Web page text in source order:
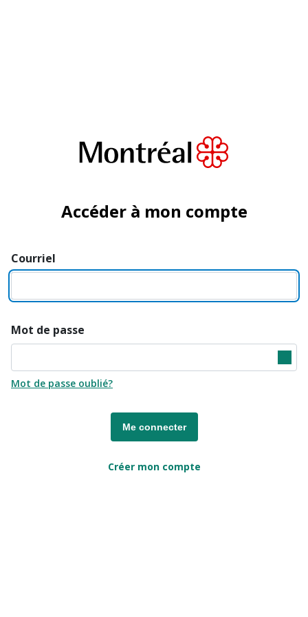
Accéder à mon compte
Courriel
Mot de passe
Mot de passe oublié?
Me connecter
Créer mon compte